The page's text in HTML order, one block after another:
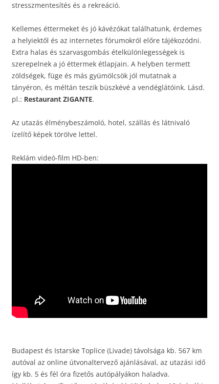
stresszmentesítés és a rekreáció.
Kellemes éttermeket és jó kávézókat találhatunk, érdemes
a helyiektől és az internetes fórumokról előre tájékozódni.
Extra halas és szarvasgombás ételkülönlegességek is
szerepelnek a jó éttermek étlapjain. A helyben termett
zöldségek, füge és más gyümölcsök jól mutatnak a
tányéron, és méltán teszik büszkévé a vendéglátóink. Lásd.
pl.: Restaurant ZIGANTE.
Az utazás élménybeszámoló, hotel, szállás és látnivaló
ízelítő képek törölve lettel.
Reklám videó-film HD-ben:
Budapest és Istarske Toplice (Livade) távolsága kb. 567 km
autóval az online útvonaltervező ajánlásával, az utazási idő
így kb. 5 és fél óra fizetős autópályákon haladva.